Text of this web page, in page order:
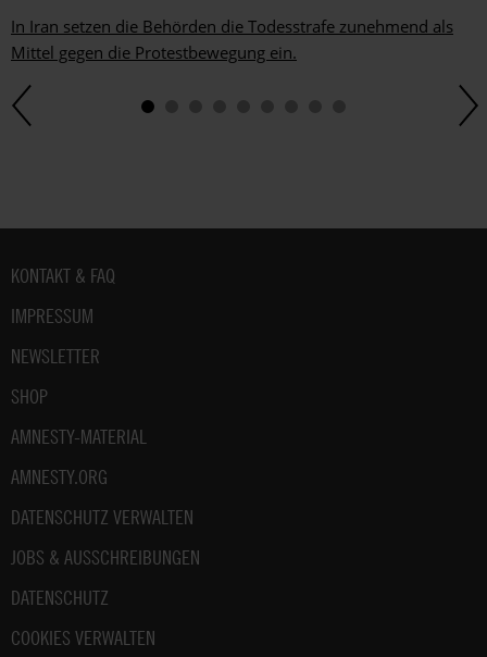
In Iran setzen die Behörden die Todesstrafe zunehmend als
Mittel gegen die Protestbewegung ein.
Fußbereich
KONTAKT & FAQ
IMPRESSUM
NEWSLETTER
SHOP
AMNESTY-MATERIAL
AMNESTY.ORG
DATENSCHUTZ VERWALTEN
JOBS & AUSSCHREIBUNGEN
DATENSCHUTZ
COOKIES VERWALTEN